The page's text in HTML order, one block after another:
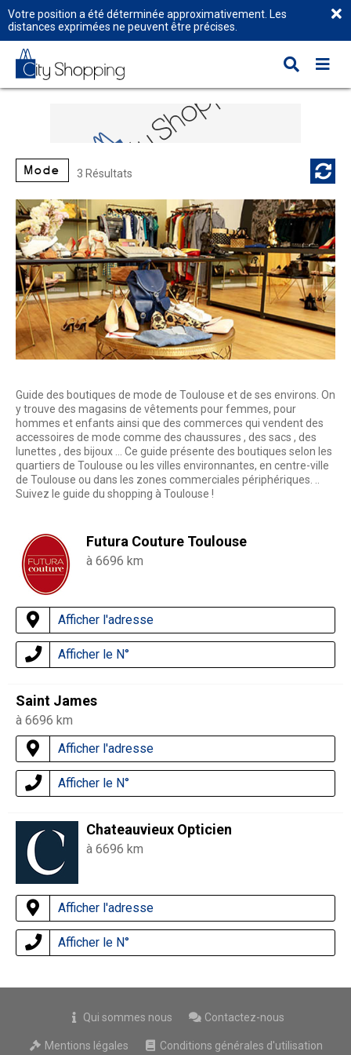
Votre position a été déterminée approximativement. Les
distances exprimées ne peuvent être précises.
Mode 3 Résultats
Guide des boutiques de mode de Toulouse et de ses environs. On
y trouve des magasins de vêtements pour femmes, pour
hommes et enfants ainsi que des commerces qui vendent des
accessoires de mode comme des chaussures , des sacs , des
lunettes , des bijoux ... Ce guide présente des boutiques selon les
quartiers de Toulouse ou les villes environnantes, en centre-ville
de Toulouse ou dans les zones commerciales périphériques. ..
Suivez le guide du shopping à Toulouse !
Futura Couture Toulouse
à 6696 km
Afficher l'adresse
Afficher le N°
Saint James
à 6696 km
Afficher l'adresse
Afficher le N°
Chateauvieux Opticien
à 6696 km
Afficher l'adresse
Afficher le N°
Qui sommes nous Contactez-nous
Mentions légales Conditions générales d'utilisation